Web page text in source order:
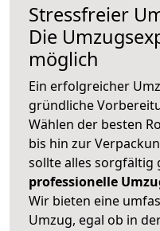
Stressfreier
Die
möglich
Ein erfolgreicher
gründliche
Wählen der besten
bis hin zur
sollte alles sorgfältig
professionelle
Wir bieten eine
Umzug, egal ob in